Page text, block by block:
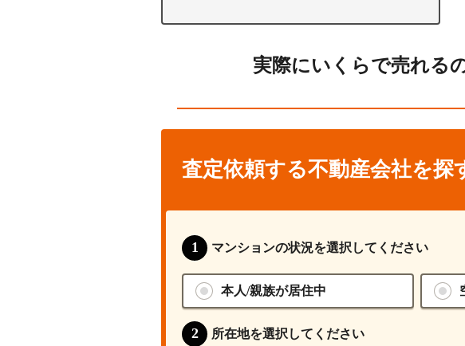
実際にいくらで売れる
査定依頼する不動産会社を探
マンションの状況を選択してください
本人/親族が居住中
所在地を選択してください